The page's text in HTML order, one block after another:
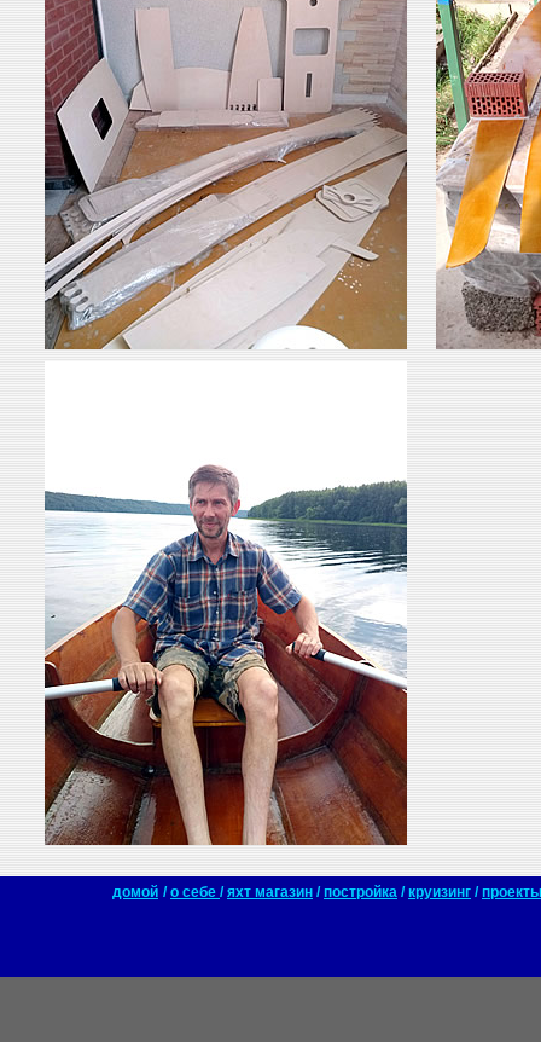
домой /о себе /яхт магазин /постройка /круизинг /проекты